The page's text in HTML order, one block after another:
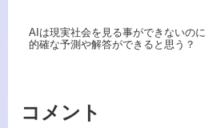
AIは現実社会を見る事ができないのに
的確な予測や解答ができると思う？
コメント